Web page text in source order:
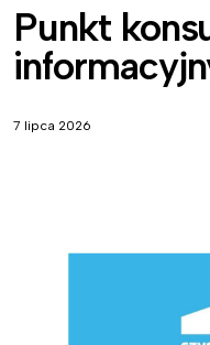
Punkt
7 lipca 2026